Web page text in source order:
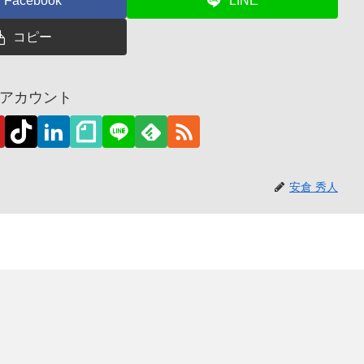
コピー
カウント
安倉 秀人